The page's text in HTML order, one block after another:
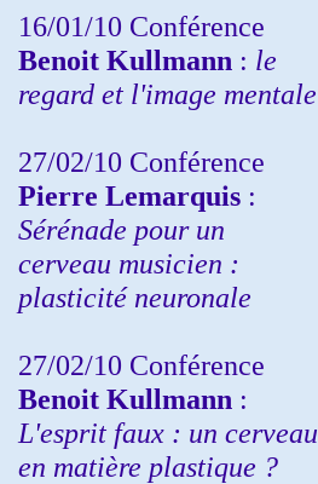
16/01/10 Conférence
Benoit Kullmann : le
regard et l'image mentale
27/02/10 Conférence
Pierre Lemarquis :
Sérénade pour un
cerveau musicien :
plasticité neuronale
27/02/10 Conférence
Benoit Kullmann :
L'esprit faux : un cerveau
en matière plastique ?